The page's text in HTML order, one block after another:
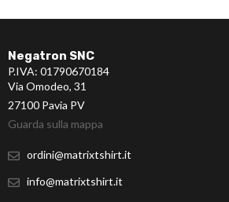
Negatron SNC
P.IVA: 01790670184
Via Omodeo, 31
27100 Pavia PV
Guarda sulla mappa
ordini@matrixtshirt.it
info@matrixtshirt.it